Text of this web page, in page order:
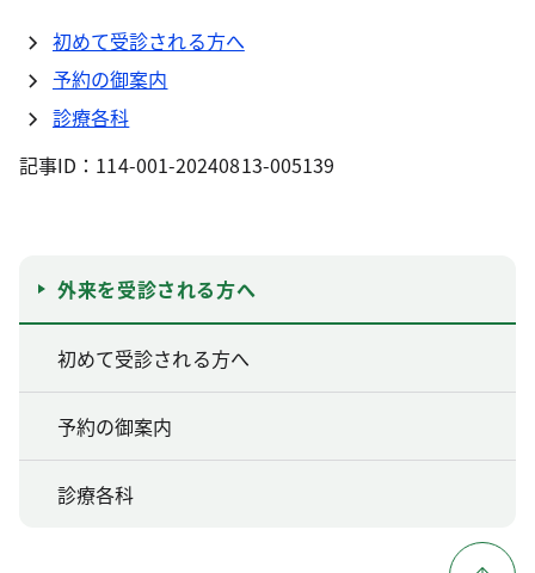
初めて受診される方へ
予約の御案内
診療各科
記事ID：114-001-20240813-005139
外来を受診される方へ
初めて受診される方へ
予約の御案内
診療各科